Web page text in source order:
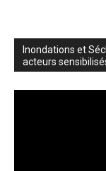
Inondations et
acteurs